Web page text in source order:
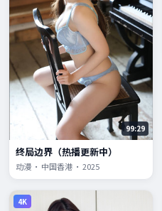
99:29
终局边界（热播更新中）
动漫 · 中国香港 · 2025
4K